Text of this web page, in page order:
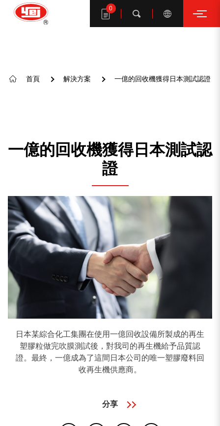
0
建議關鍵字
塑膠廢料再生機 吹膜機其他塑膠加工設備
搜尋結果
5 搜尋成果
首頁 解決方案 一億的回收機獲得日本測試認證
一億的回收機獲得日本測試認
證
日本某綜合化工集團在使用一億回收設備所製成的再生
塑膠粒做完吹膜測試後，對我司的再生機給予品質認
證。最終，一億成為了這間日本公司的唯一塑膠廢料回
收再生機供應商。
分享